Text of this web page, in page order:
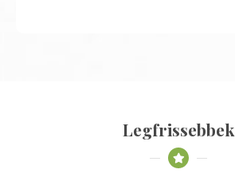
Legfrissebbek